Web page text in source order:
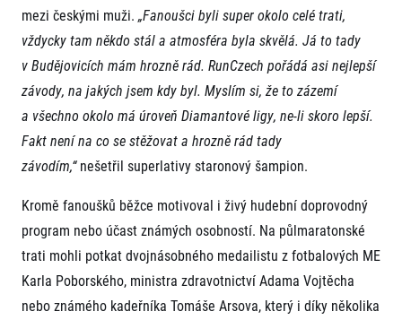
mezi českými muži. „Fanoušci byli super okolo celé trati,
vždycky tam někdo stál a atmosféra byla skvělá. Já to tady
v Budějovicích mám hrozně rád. RunCzech pořádá asi nejlepší
závody, na jakých jsem kdy byl. Myslím si, že to zázemí
a všechno okolo má úroveň Diamantové ligy, ne-li skoro lepší.
Fakt není na co se stěžovat a hrozně rád tady
závodím,“nešetřil superlativy staronový šampion.
Kromě fanoušků běžce motivoval i živý hudební doprovodný
program nebo účast známých osobností. Na půlmaratonské
trati mohli potkat dvojnásobného medailistu z fotbalových ME
Karla Poborského, ministra zdravotnictví Adama Vojtěcha
nebo známého kadeřníka Tomáše Arsova, který i díky několika